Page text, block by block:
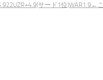
サード1位)WAR1.9←こ